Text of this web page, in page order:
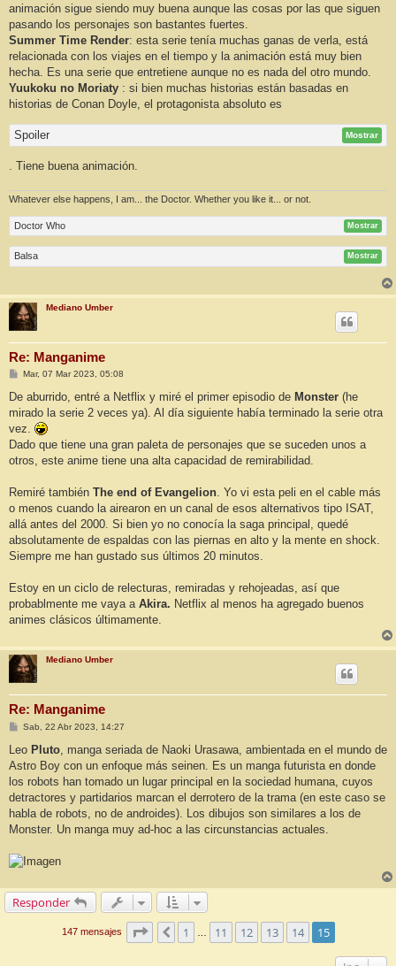
animación sigue siendo muy buena aunque las cosas por las que siguen
pasando los personajes son bastantes fuertes.
Summer Time Render: esta serie tenía muchas ganas de verla, está
relacionada con los viajes en el tiempo y la animación está muy bien
hecha. Es una serie que entretiene aunque no es nada del otro mundo.
Yuukoku no Moriaty : si bien muchas historias están basadas en
historias de Conan Doyle, el protagonista absoluto es
Spoiler Mostrar
. Tiene buena animación.
Whatever else happens, I am... the Doctor. Whether you like it... or not.
Doctor Who Mostrar
Balsa Mostrar
Mediano Umber
Re: Manganime
M
n
a
j
Mar, 07 Mar 2023, 05:08
De aburrido, entré a Netflix y miré el primer episodio de Monster (he
mirado la serie 2 veces ya). Al día siguiente había terminado la serie otra
vez.
Dado que tiene una gran paleta de personajes que se suceden unos a
otros, este anime tiene una alta capacidad de remirabilidad.
Remiré también The end of Evangelion. Yo vi esta peli en el cable más
o menos cuando la airearon en un canal de esos alternativos tipo ISAT,
allá antes del 2000. Si bien yo no conocía la saga principal, quedé
absolutamente de espaldas con las piernas en alto y la mente en shock.
Siempre me han gustado sus últimos 20 minutos.
Estoy en un ciclo de relecturas, remiradas y rehojeadas, así que
probablmente me vaya a Akira. Netflix al menos ha agregado buenos
animes clásicos últimamente.
Mediano Umber
Re: Manganime
M
n
a
j
Sab, 22 Abr 2023, 14:27
Leo Pluto , manga seriada de Naoki Urasawa, ambientada en el mundo de
Astro Boy con un enfoque más seinen. Es un manga futurista en donde
los robots han tomado un lugar principal en la sociedad humana, cuyos
detractores y partidarios marcan el derrotero de la trama (en este caso se
habla de robots, no de androides). Los dibujos son similares a los de
Monster. Un manga muy ad-hoc a las circunstancias actuales.
Responder
147 mensajes Página15de15
Anterior
1 11 12 13 14 15